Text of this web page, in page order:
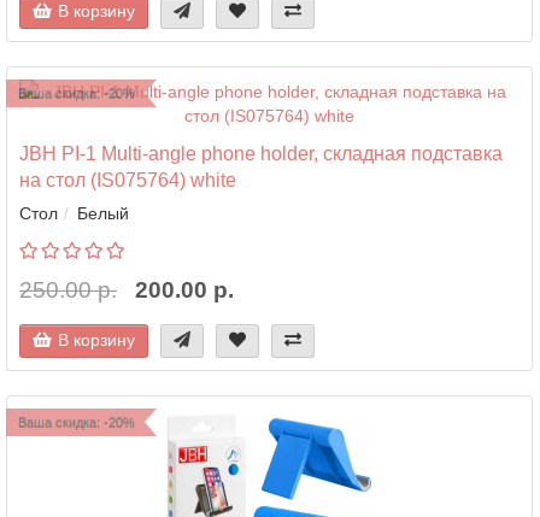
В корзину
Ваша скидка: -20%
JBH PI-1 Multi-angle phone holder, складная подставка
на стол (IS075764) white
Стол Белый
250.00 р. 200.00 р.
В корзину
Ваша скидка: -20%